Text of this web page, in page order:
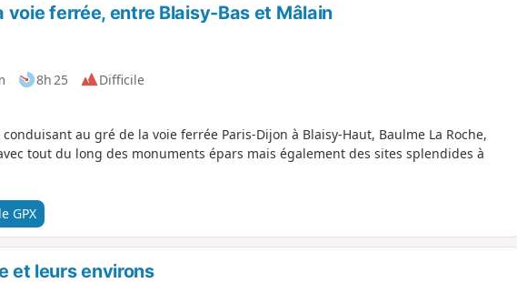
voie ferrée, entre Blaisy-Bas et Mâlain
8h 25
Difficile
au gré de la voie ferrée Paris-Dijon à Blaisy-Haut, Baulme La Roche,
tout du long des monuments épars mais également des sites splendides à
GPX
et leurs environs